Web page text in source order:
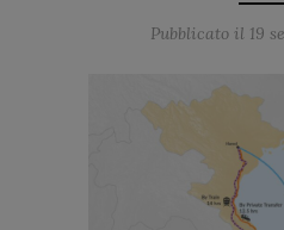
Pubblicato il 19